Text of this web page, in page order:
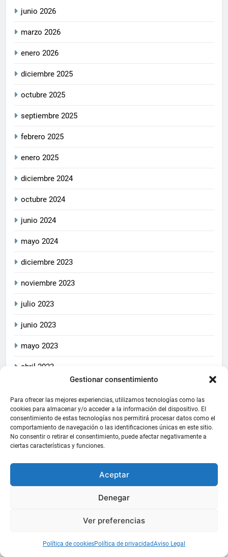
Gestionar consentimiento
Para ofrecer las mejores experiencias, utilizamos tecnologías como las
cookies para almacenar y/o acceder a la información del dispositivo. El
consentimiento de estas tecnologías nos permitirá procesar datos como el
comportamiento de navegación o las identificaciones únicas en este sitio.
No consentir o retirar el consentimiento, puede afectar negativamente a
ciertas características y funciones.
Aceptar
Denegar
Ver preferencias
Política de cookiesPolítica de privacidadAviso Legal
junio 2026
marzo 2026
enero 2026
diciembre 2025
octubre 2025
septiembre 2025
febrero 2025
enero 2025
diciembre 2024
octubre 2024
junio 2024
mayo 2024
diciembre 2023
noviembre 2023
julio 2023
junio 2023
mayo 2023
abril 2023
2026CrucetaPlay . Todos
los derechos reservados.
Este blog cumple con las
aplicables, asegurando la
transparencia y la
seguridad de la información
BlazeThemes .
Política De Privacidad
Política De CookiesAviso Legal